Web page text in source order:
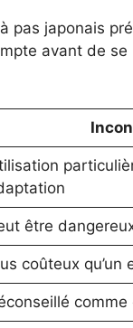
pas japonais
avant de se
être
coûteux qu’un